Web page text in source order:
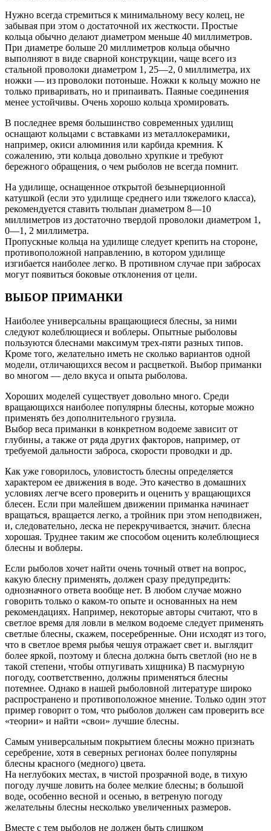
Нужно всегда стремиться к минимальному весу колец, не
забывая при этом о достаточной их жесткости. Простые
кольца обычно делают диаметром меньше 40 миллиметров.
При диаметре больше 20 миллиметров кольца обычно
выполняют в виде сварной конструкции, чаще всего из
стальной проволоки диаметром 1, 25—2, 0 миллиметра, их
ножки — из проволоки потоньше. Ножки к кольцу можно не
только приваривать, но и припаивать. Паяные соединения
менее устойчивы. Очень хорошо кольца хромировать.
В последнее время большинство современных удилищ
оснащают кольцами с вставками из металлокерамики,
например, окиси алюминия или карбида кремния. К
сожалению, эти кольца довольно хрупкие и требуют
бережного обращения, о чем рыболов не всегда помнит.
На удилище, оснащенное открытой безынерционной
катушкой (если это удилище среднего или тяжелого класса),
рекомендуется ставить тюльпан диаметром 8—10
миллиметров из достаточно твердой проволоки диаметром 1,
0—1, 2 миллиметра.
Пропускные кольца на удилище следует крепить на стороне,
противоположной направлению, в котором удилище
изгибается наиболее легко. В противном случае при забросах
могут появиться боковые отклонения от цели.
ВЫБОР ПРИМАНКИ
Наиболее универсальны вращающиеся блесны, за ними
следуют колеблющиеся и воблеры. Опытные рыболовы
пользуются блеснами максимум трех-пяти разных типов.
Кроме того, желательно иметь не сколько вариантов одной
модели, отличающихся весом и расцветкой. Выбор приманки
во многом — дело вкуса и опыта рыболова.
Хороших моделей существует довольно много. Среди
вращающихся наиболее популярны блесны, которые можно
применять без дополнительного грузила.
Выбор веса приманки в конкретном водоеме зависит от
глубины, а также от ряда других факторов, например, от
требуемой дальности заброса, скорости проводки и др.
Как уже говорилось, уловистость блесны определяется
характером ее движения в воде. Это качество в домашних
условиях легче всего проверить и оценить у вращающихся
блесен. Если при малейшем движении приманка начинает
вращаться, вращается легко, а тройник при этом неподвижен,
и, следовательно, леска не перекручивается, значит. блесна
хорошая. Труднее таким же способом оценить колеблющиеся
блесны и воблеры.
Если рыболов хочет найти очень точный ответ на вопрос,
какую блесну применять, должен сразу предупредить:
однозначного ответа вообще нет. В любом случае можно
говорить только о каком-то опыте и основанных на нем
рекомендациях. Например, некоторые авторы считают, что в
светлое время для ловли в мелком водоеме следует применять
светлые блесны, скажем, посеребренные. Они исходят из того,
что в светлое время рыбья чешуя отражает свет и. выглядит
более яркой, поэтому и блесна должна быть светлой (но не в
такой степени, чтобы отпугивать хищника) В пасмурную
погоду, соответственно, должны применяться блесны
потемнее. Однако в нашей рыболовной литературе широко
распространено и противоположное мнение. Только один этот
пример говорит о том, что рыболов должен сам проверить все
«теории» и найти «свои» лучшие блесны.
Самым универсальным покрытием блесны можно признать
серебрение, хотя в северных регионах более популярны
блесны красного (медного) цвета.
На неглубоких местах, в чистой прозрачной воде, в тихую
погоду лучше ловить на более мелкие блесны; в большой
воде, особенно весной и осенью, в ветреную погоду
желательны блесны несколько увеличенных размеров.
Вместе с тем рыболов не должен быть слишком